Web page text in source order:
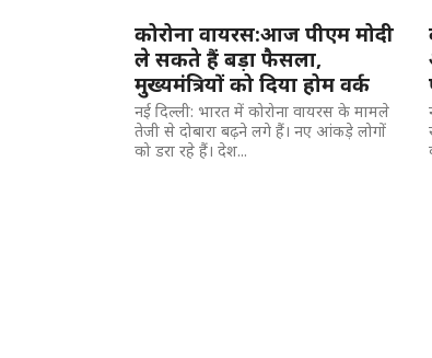
कोरोना वायरस:आज पीएम मोदी
ले सकते हैं बड़ा फैसला,
मुख्यमंत्रियों को दिया होम वर्क
नई दिल्ली: भारत में कोरोना वायरस के मामले
तेजी से दोबारा बढ़ने लगे हैं। नए आंकड़े लोगों
को डरा रहे हैं। देश...